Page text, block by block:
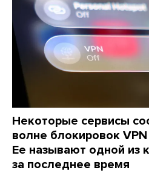
Некоторые сервисы
волне блокировок VPN
Ее называют одной из
за последнее время